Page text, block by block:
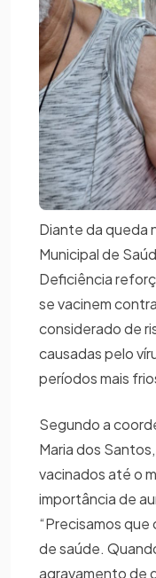
Diante da queda
Municipal de
Deficiência
se vacinem
considerado de
causadas pelo
períodos mais
Segundo a
Maria dos
vacinados até o
importância de
“Precisamos
de saúde.
agravamento de